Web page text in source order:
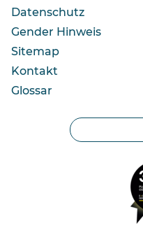
Datenschutz
Gender Hinweis
Sitemap
Kontakt
Glossar